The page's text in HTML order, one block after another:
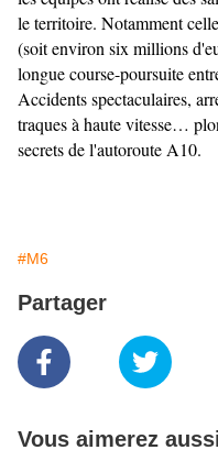
le territoire. Notamment
(soit environ six millions
longue course-poursuite
Accidents spectaculaires,
traques à haute vitesse…
secrets de l'autoroute A10.
#M6
Partager
Vous aimerez